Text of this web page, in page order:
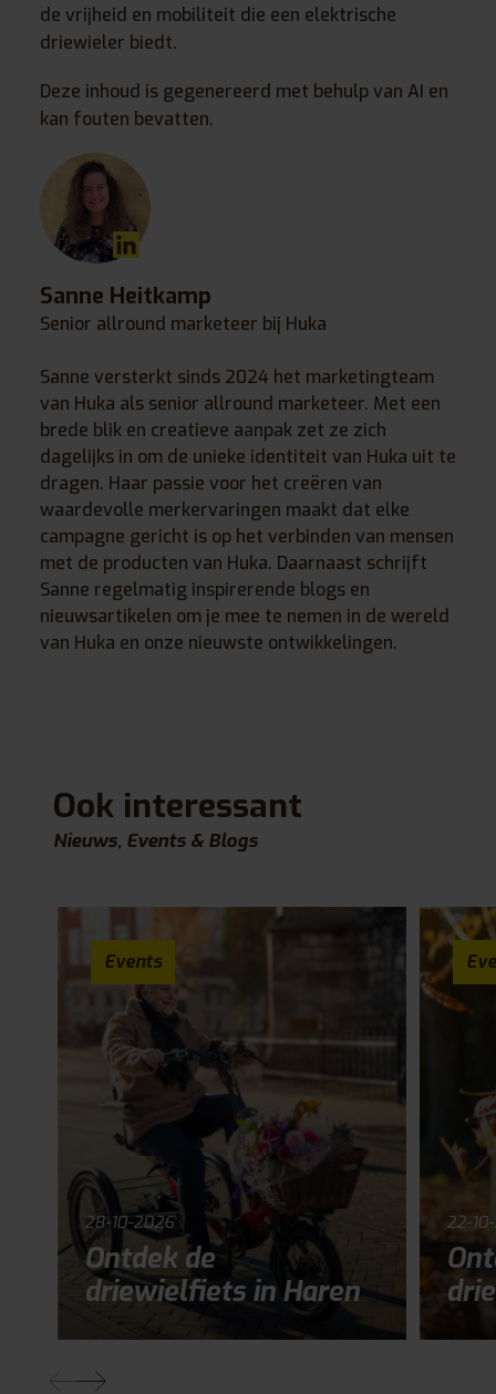
de vrijheid en mobiliteit die een elektrische
driewieler biedt.
Deze inhoud is gegenereerd met behulp van AI en
kan fouten bevatten.
Sanne Heitkamp
Senior allround marketeer bij Huka
Sanne versterkt sinds 2024 het marketingteam
van Huka als senior allround marketeer. Met een
brede blik en creatieve aanpak zet ze zich
dagelijks in om de unieke identiteit van Huka uit te
dragen. Haar passie voor het creëren van
waardevolle merkervaringen maakt dat elke
campagne gericht is op het verbinden van mensen
met de producten van Huka. Daarnaast schrijft
Sanne regelmatig inspirerende blogs en
nieuwsartikelen om je mee te nemen in de wereld
van Huka en onze nieuwste ontwikkelingen.
Ook interessant
Nieuws, Events & Blogs
Events
28-10-2026
Ontdek de
driewielfiets in Haren
22-